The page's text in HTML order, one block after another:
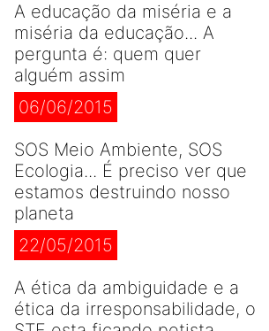
A educação da miséria e a
miséria da educação... A
pergunta é: quem quer
alguém assim
06/06/2015
SOS Meio Ambiente, SOS
Ecologia... É preciso ver que
estamos destruindo nosso
planeta
22/05/2015
A ética da ambiguidade e a
ética da irresponsabilidade, o